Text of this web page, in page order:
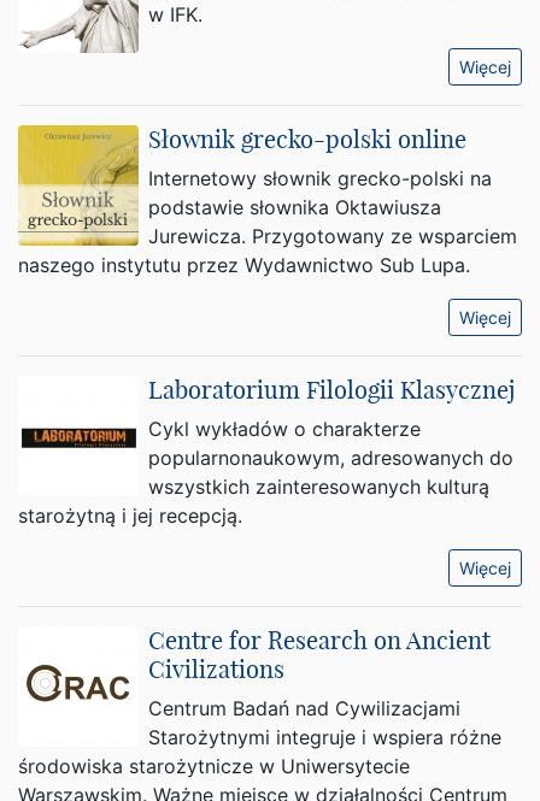
w IFK.
Więcej
Słownik grecko-polski online
Internetowy słownik grecko-polski na
podstawie słownika Oktawiusza
Jurewicza. Przygotowany ze wsparciem
naszego instytutu przez Wydawnictwo Sub Lupa.
Więcej
Laboratorium Filologii Klasycznej
Cykl wykładów o charakterze
popularnonaukowym, adresowanych do
wszystkich zainteresowanych kulturą
starożytną i jej recepcją.
Więcej
Centre for Research on Ancient
Civilizations
Centrum Badań nad Cywilizacjami
Starożytnymi integruje i wspiera różne
środowiska starożytnicze w Uniwersytecie
Warszawskim. Ważne miejsce w działalności Centrum